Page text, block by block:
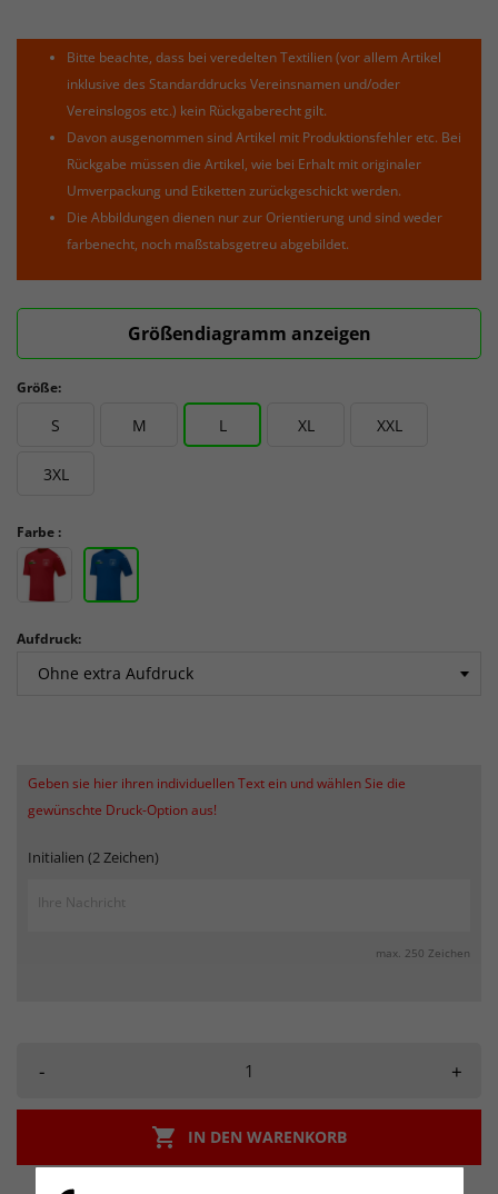
Bitte beachte, dass bei veredelten Textilien (vor allem Artikel
inklusive des Standarddrucks Vereinsnamen und/oder
Vereinslogos etc.) kein Rückgaberecht gilt.
Davon ausgenommen sind Artikel mit Produktionsfehler etc. Bei
Rückgabe müssen die Artikel, wie bei Erhalt mit originaler
Umverpackung und Etiketten zurückgeschickt werden.
Die Abbildungen dienen nur zur Orientierung und sind weder
farbenecht, noch maßstabsgetreu abgebildet.
Größendiagramm anzeigen
Größe:
S M L XL XXL
3XL
Farbe :
Aufdruck:
Geben sie hier ihren individuellen Text ein und wählen Sie die
gewünschte Druck-Option aus!
Initialien (2 Zeichen)
max. 250 Zeichen
- +
 IN DEN WARENKORB